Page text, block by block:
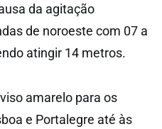
da agitação
de noroeste com 07 a
atingir 14 metros.
amarelo para os
e Portalegre até às